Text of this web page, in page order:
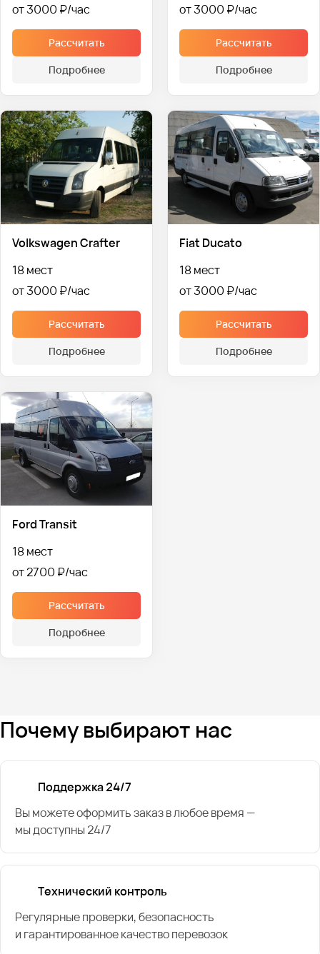
от 3000 ₽
Рассчитать
Подробнее
от 3000 ₽
Рассчитать
Подробнее
Volkswagen Crafter
18 мест
от 3000 ₽
Рассчитать
Подробнее
Fiat Ducato
18 мест
от 3000 ₽
Рассчитать
Подробнее
Ford Transit
18 мест
от 2700 ₽
Рассчитать
Подробнее
Почему выбирают нас
Поддержка 24/7
Вы можете оформить заказ в любое время —
мы доступны 24/7
Технический контроль
Регулярные проверки, безопасность
и гарантированное качество перевозок